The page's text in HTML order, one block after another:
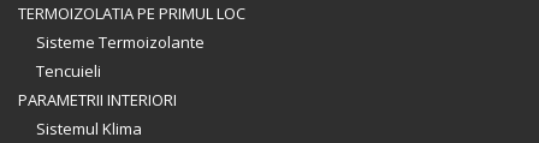
TERMOIZOLATIA PE PRIMUL LOC
Sisteme Termoizolante
Tencuieli
PARAMETRII INTERIORI
Sistemul Klima